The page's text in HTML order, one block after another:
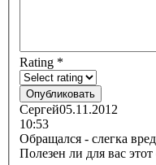
Rating *
Сергей05.11.2012
10:53
Обращался - слегка
Полезен ли для вас этот